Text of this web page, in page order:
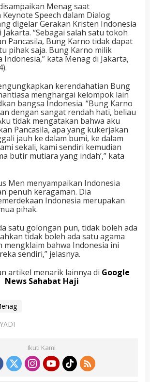
Menag saat
Speech dalam Dialog
digelar Gerakan Kristen Indonesia
Jakarta. “Sebagai salah satu tokoh
Pancasila, Bung Karno tidak dapat
pihak saja. Bung Karno milik
kata Menag di Jakarta,
kerendahatian Bung
menghargai kelompok lain
bangsa Indonesia. “Bung Karno
dengan sangat rendah hati, beliau
tidak mengatakan bahwa aku
Pancasila, apa yang kukerjakan
jauh ke dalam bumi, ke dalam
sekali, kami sendiri kemudian
butir mutiara yang indah’,” kata
Men menyampaikan Indonesia
penuh keragaman. Dia
Indonesia merupakan
pihak.
satu golongan pun, tidak boleh ada
tidak boleh ada satu agama
mengklaim bahwa Indonesia ini
sendiri,” jelasnya.
artikel menarik lainnya di Google
News Sahabat Haji
Ikuti Kami